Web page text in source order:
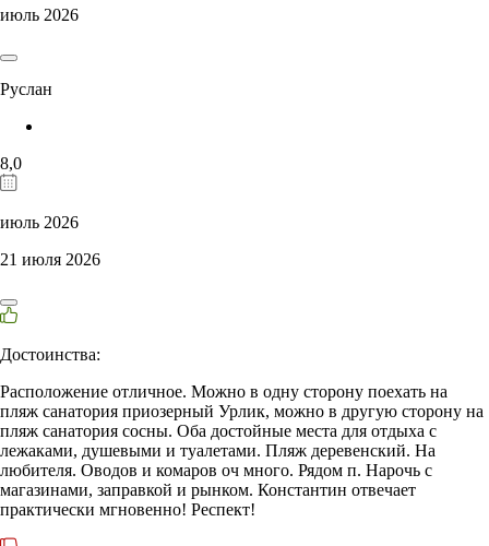
июль 2026
Руслан
8,0
июль 2026
21 июля 2026
Достоинства:
Расположение отличное. Можно в одну сторону поехать на
пляж санатория приозерный Урлик, можно в другую сторону на
пляж санатория сосны. Оба достойные места для отдыха с
лежаками, душевыми и туалетами. Пляж деревенский. На
любителя. Оводов и комаров оч много. Рядом п. Нарочь с
магазинами, заправкой и рынком. Константин отвечает
практически мгновенно! Респект!